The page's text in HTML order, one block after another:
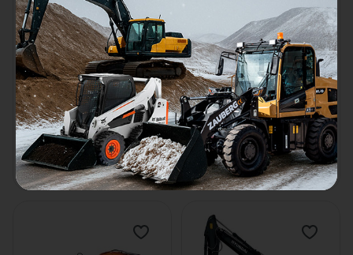
Экскаватор Komatsu
PC1250SP-11
Глубина копания: 7900
мм
Объем ковша:
7.1м³
Рабочий вес:
118.9т
В наличии
Цена по запросу
Узнать цену
Экскаватор Komatsu PW180-
11
Глубина копания: 6044мм
Объем ковша:
1.13м³
Рабочий вес:
20.6т
В наличии
Цена по запросу
Узнать цену